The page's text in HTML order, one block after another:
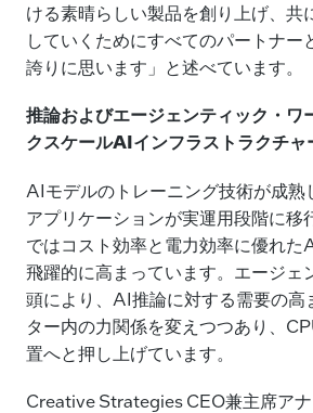
ける素晴らしい製品を創り上げ、共
していくためにすべてのパートナー
誇りに思います」と述べています。
推論およびエージェンティック・ワ
クスケールAIインフラストラクチャ
AIモデルのトレーニング技術が成熟
アプリケーションが実運用段階に移
ではコスト効率と電力効率に優れた
飛躍的に高まっています。エージェ
頭により、AI推論に対する需要の高
ター内の力関係を変えつつあり、
置へと押し上げています。
Creative Strategies CEO兼主席ア